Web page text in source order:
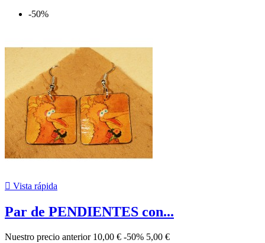
-50%
 Vista rápida
Par de PENDIENTES con...
Nuestro precio anterior 10,00 € -50% 5,00 €